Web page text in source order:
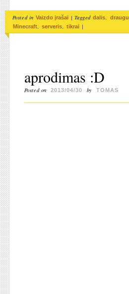
Posted in Vaizdo įrašai | Tagged dalis, draugu
Minecraft, serveris, tikrai |
aprodimas :D
Posted on 2013/04/30 by TOMAS